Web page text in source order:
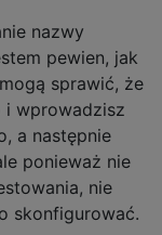
nazwy
pewien, jak
sprawić, że
i wprowadzisz
a następnie
ponieważ nie
nie
skonfigurować.